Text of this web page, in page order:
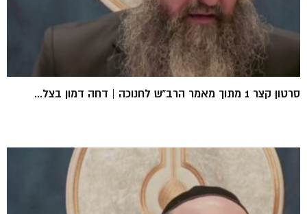
סרטון קצר 1 מתוך מאמר הרב”ש לחנוכה | דחה דמון בצל...